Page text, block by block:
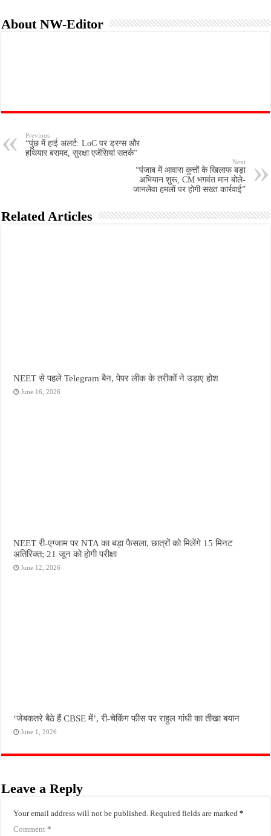
About NW-Editor
Previous
“पुंछ में हाई अलर्ट: LoC पर ड्रग्स और
हथियार बरामद, सुरक्षा एजेंसियां सतर्क”
Next
“पंजाब में आवारा कुत्तों के खिलाफ बड़ा
अभियान शुरू, CM भगवंत मान बोले-
जानलेवा हमलों पर होगी सख्त कार्रवाई”
Related Articles
NEET से पहले Telegram बैन, पेपर लीक के तरीकों ने उड़ाए होश
June 16, 2026
NEET री-एग्जाम पर NTA का बड़ा फैसला, छात्रों को मिलेंगे 15 मिनट
अतिरिक्त; 21 जून को होगी परीक्षा
June 12, 2026
‘जेबकतरे बैठे हैं CBSE में’, री-चेकिंग फीस पर राहुल गांधी का तीखा बयान
June 1, 2026
Leave a Reply
Your email address will not be published. Required fields are marked*
Comment*